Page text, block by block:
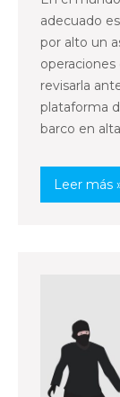
adecuado
por alto un
operaciones
revisarla
plataforma
barco en
Leer más